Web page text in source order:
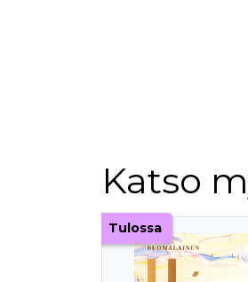
Katso
Tuoteluettelon alku
Tulossa